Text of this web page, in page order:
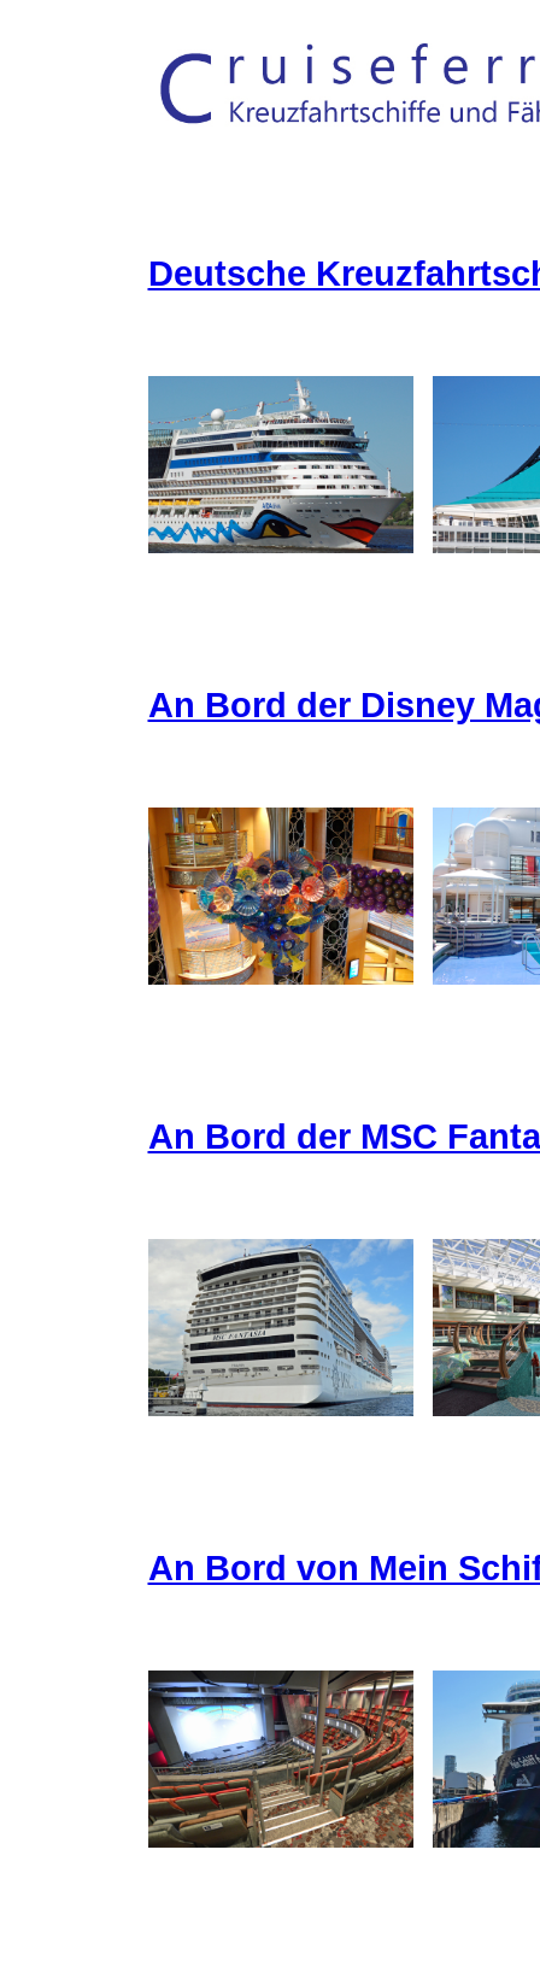
Deutsche
An Bord der Disney
An Bord der MSC
An Bord von Mein